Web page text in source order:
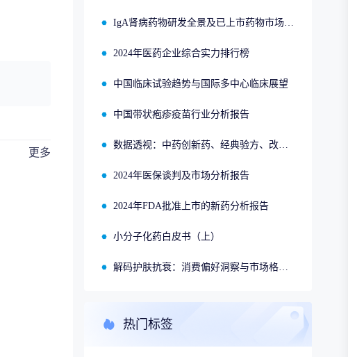
更多
IgA肾病药物研发全景及已上市药物市场竞争格局报告
2024年医药企业综合实力排行榜
中国临床试验趋势与国际多中心临床展望
中国带状疱疹疫苗行业分析报告
数据透视：中药创新药、经典验方、改良型新药、同名同方的申报、获批、销售情况
2024年医保谈判及市场分析报告
2024年FDA批准上市的新药分析报告
小分子化药白皮书（上）
解码护肤抗衰：消费偏好洞察与市场格局分析
热门标签